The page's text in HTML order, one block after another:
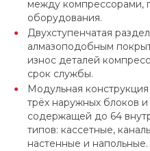
между компрессорами,
оборудования.
Двухступенчатая
алмазоподобным
износ деталей
срок службы.
Модульная
трёх наружных блоков
содержащей до 64
типов: кассетные,
настенные и напольные.